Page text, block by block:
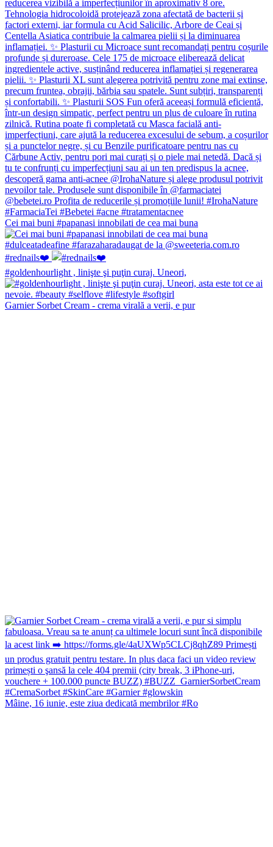
Cei mai buni #papanasi innobilati de cea mai buna
#rednails❤️
#goldenhourlight , linişte şi puţin curaj. Uneori,
Garnier Sorbet Cream - crema virală a verii, e pur
Mâine, 16 iunie, este ziua dedicată membrilor #Ro